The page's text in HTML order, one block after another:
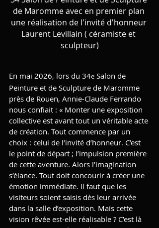
de Maromme avec en premier plan
une réalisation de l'invité d'honneur
Laurent Levillain ( céramiste et
sculpteur)
En mai 2026, lors du 34e Salon de
Peinture et de Sculpture de Maromme
près de Rouen, Annie-Claude Ferrando
nous confiait : « Monter une exposition
collective est avant tout un véritable acte
de création. Tout commence par un
choix : celui de l’invité d’honneur. C’est
le point de départ ; l’impulsion première
de cette aventure. Alors l’imagination
s’élance. Tout doit concourir à créer une
émotion immédiate. Il faut que les
visiteurs soient saisis dès leur arrivée
dans la salle d’exposition. Mais cette
vision rêvée est-elle réalisable ? C’est là